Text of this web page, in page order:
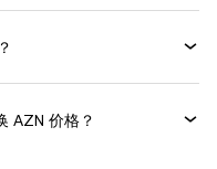
AZN 价格？